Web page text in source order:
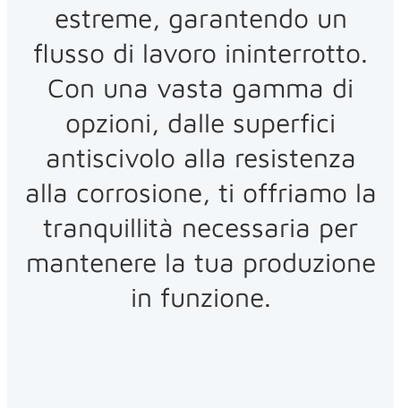
estreme, garantendo un
flusso di lavoro ininterrotto.
Con una vasta gamma di
opzioni, dalle superfici
antiscivolo alla resistenza
alla corrosione, ti offriamo la
tranquillità necessaria per
mantenere la tua produzione
in funzione.